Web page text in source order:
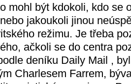
mohl být kdokoli, kdo se
jakoukoli jinou
režimu. Je třeba
ačkoli se do centra
deníku Daily Mail ,
Charlesem Farrem,